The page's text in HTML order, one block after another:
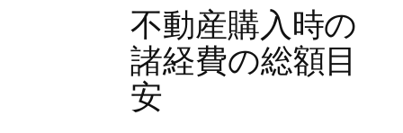
不動産購入時の
諸経費の総額目
安